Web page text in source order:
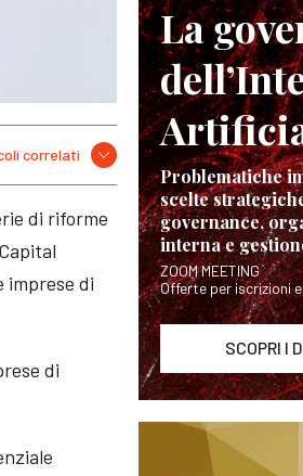
correlati
di riforme
imprese di
di
La
Problematiche
scelte
governance,
interna e
ZOOM MEETING
Offerte per iscrizioni
SCOPRI I